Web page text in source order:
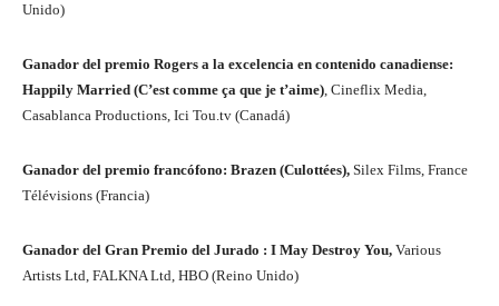
Unido)
Ganador del premio Rogers a la excelencia en contenido canadiense:
Happily Married (C’est comme ça que je t’aime), Cineflix Media,
Casablanca Productions, Ici Tou.tv (Canadá)
Ganador del premio francófono: Brazen (Culottées), Silex Films, France
Télévisions (Francia)
Ganador del Gran Premio del Jurado : I May Destroy You, Various
Artists Ltd, FALKNA Ltd, HBO (Reino Unido)